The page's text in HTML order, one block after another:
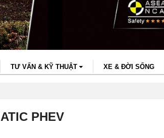
TƯ VẤN & KỸ THUẬT XE & ĐỜI SỐNG
PHEV